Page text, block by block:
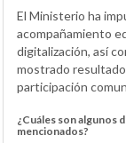
El Ministerio ha
acompañamiento
digitalización, así
mostrado
participación
¿Cuáles son algunos
mencionados?